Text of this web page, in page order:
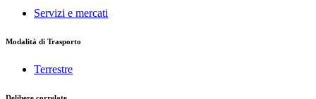
Servizi e mercati
Modalità di Trasporto
Terrestre